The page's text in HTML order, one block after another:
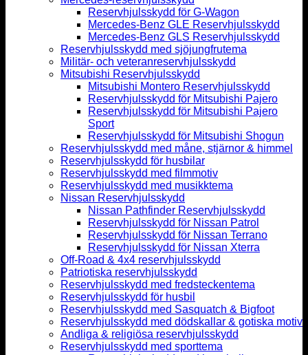
Reservhjulsskydd för G-Wagon
Mercedes-Benz GLE Reservhjulsskydd
Mercedes-Benz GLS Reservhjulsskydd
Reservhjulsskydd med sjöjungfrutema
Militär- och veteranreservhjulsskydd
Mitsubishi Reservhjulsskydd
Mitsubishi Montero Reservhjulsskydd
Reservhjulsskydd för Mitsubishi Pajero
Reservhjulsskydd för Mitsubishi Pajero
Sport
Reservhjulsskydd för Mitsubishi Shogun
Reservhjulsskydd med måne, stjärnor & himmel
Reservhjulsskydd för husbilar
Reservhjulsskydd med filmmotiv
Reservhjulsskydd med musikktema
Nissan Reservhjulsskydd
Nissan Pathfinder Reservhjulsskydd
Reservhjulsskydd för Nissan Patrol
Reservhjulsskydd för Nissan Terrano
Reservhjulsskydd för Nissan Xterra
Off-Road & 4x4 reservhjulsskydd
Patriotiska reservhjulsskydd
Reservhjulsskydd med fredsteckentema
Reservhjulsskydd för husbil
Reservhjulsskydd med Sasquatch & Bigfoot
Reservhjulsskydd med dödskallar & gotiska motiv
Andliga & religiösa reservhjulsskydd
Reservhjulsskydd med sporttema